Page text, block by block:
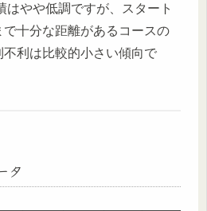
はやや低調ですが、スタート
十分な距離があるコースの
利は比較的小さい傾向で
タ